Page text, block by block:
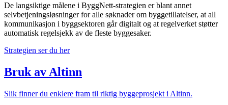
De langsiktige målene i ByggNett-strategien er blant annet
selvbetjeningsløsninger for alle søknader om byggetillatelser, at all
kommunikasjon i byggsektoren går digitalt og at regelverket støtter
automatisk regelsjekk av de fleste byggesaker.
Strategien ser du her
Bruk av Altinn
Slik finner du enklere fram til riktig byggeprosjekt i Altinn.